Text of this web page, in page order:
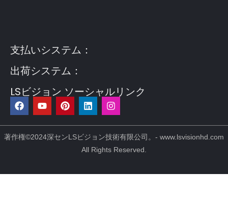
支払いシステム：
出荷システム：
LSビジョン ソーシャルリンク
フ
ェ
イ
ス
ブ
Y
o
u
t
u
ピ
ン
タ
レ
ス
リ
ン
ク
ト
イ
ン
イ
ン
ス
タ
グ
ラ
ム
著作権©2024深センLSビジョン技術有限公司。- www.lsvisionhd.com
All Rights Reserved.